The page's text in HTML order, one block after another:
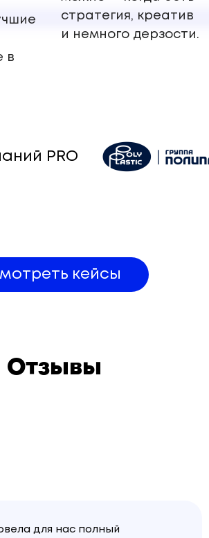
в
стратегия, креатив
и немного дерзости.
PRO
кейсы
Отзывы
для нас полный